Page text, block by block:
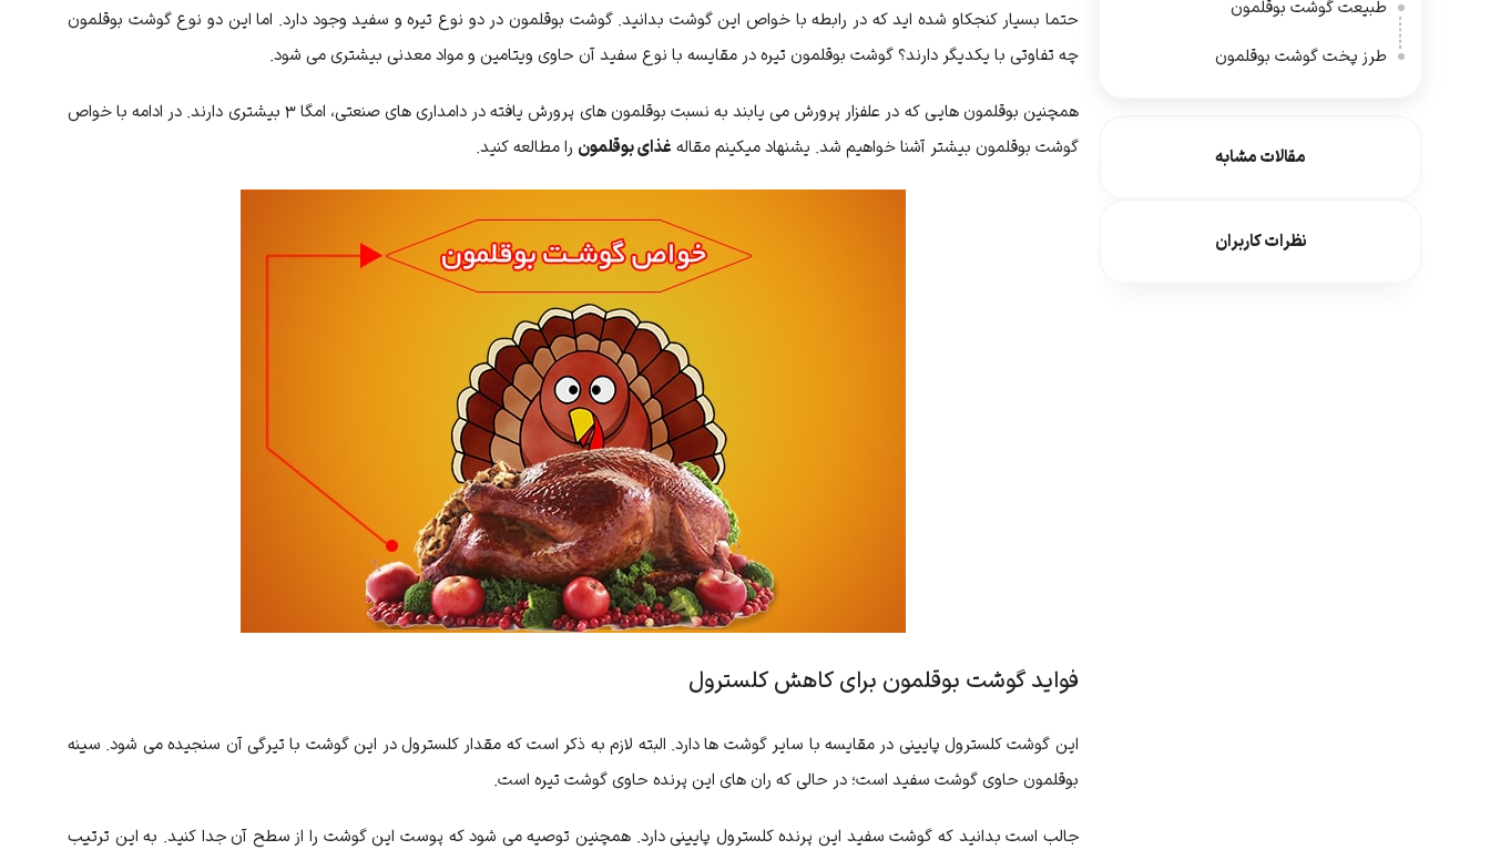
طبیعت گوشت بوقلمون
طرز پخت گوشت بوقلمون
مقالات مشابه
نظرات کاربران
حتما بسیار کنجکاو شده اید که در رابطه با خواص این گوشت بدانید. گوشت بوقلمون در دو نوع تیره و سفید وجود دارد. اما این دو نوع گوشت بوقلمون
چه تفاوتی با یکدیگر دارند؟ گوشت بوقلمون تیره در مقایسه با نوع سفید آن حاوی ویتامین و مواد معدنی بیشتری می شود.
همچنین بوقلمون هایی که در علفزار پرورش می یابند به نسبت بوقلمون های پرورش یافته در دامداری های صنعتی، امگا 3 بیشتری دارند. در ادامه با خواص
گوشت بوقلمون بیشتر آشنا خواهیم شد. یشنهاد میکینم مقاله غذای بوقلمون را مطالعه کنید.
فواید گوشت بوقلمون برای کاهش کلسترول
این گوشت کلسترول پایینی در مقایسه با سایر گوشت ها دارد. البته لازم به ذکر است که مقدار کلسترول در این گوشت با تیرگی آن سنجیده می شود. سینه
بوقلمون حاوی گوشت سفید است؛ در حالی که ران های این پرنده حاوی گوشت تیره است.
جالب است بدانید که گوشت سفید این پرنده کلسترول پایینی دارد. همچنین توصیه می شود که پوست این گوشت را از سطح آن جدا کنید. به این ترتیب